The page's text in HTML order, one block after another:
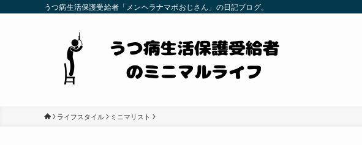
うつ病生活保護受給者「メンヘラナマポおじさん」の日記ブログ。
ライフスタイル ミニマリスト